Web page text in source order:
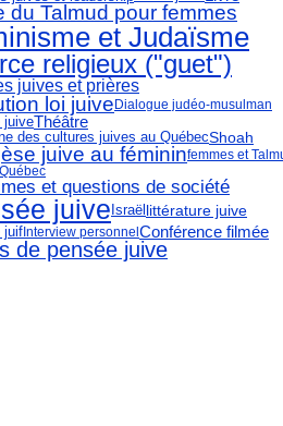
du Talmud pour femmes
et Judaïsme
religieux ("guet")
juives et prières
loi juiveDialogue judéo-musulman
juiveThéâtre
des cultures juives au QuébecShoah
juive au fémininfemmes et
et questions de société
juive Israël littérature juive
juifInterview personnelConférence filmée
de pensée juive